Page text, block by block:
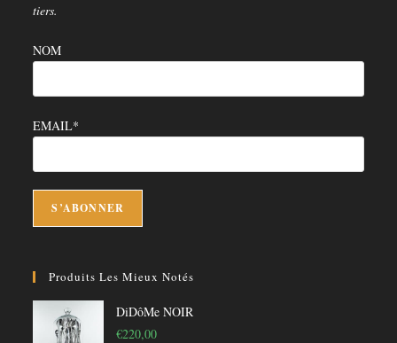
tiers.
NOM
EMAIL*
Produits Les Mieux Notés
DiDôMe NOIR
€220,00